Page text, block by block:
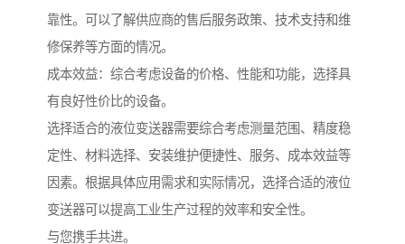
靠性。可以了解供应商的售后服务政策、技术支持和维
修保养等方面的情况。
成本效益：综合考虑设备的价格、性能和功能，选择具
有良好性价比的设备。
选择适合的液位变送器需要综合考虑测量范围、精度稳
定性、材料选择、安装维护便捷性、服务、成本效益等
因素。根据具体应用需求和实际情况，选择合适的液位
变送器可以提高工业生产过程的效率和安全性。
与您携手共进。